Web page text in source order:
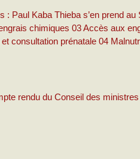
: Paul Kaba Thieba s’en prend au
03Accès aux
04
rendu du Conseil des